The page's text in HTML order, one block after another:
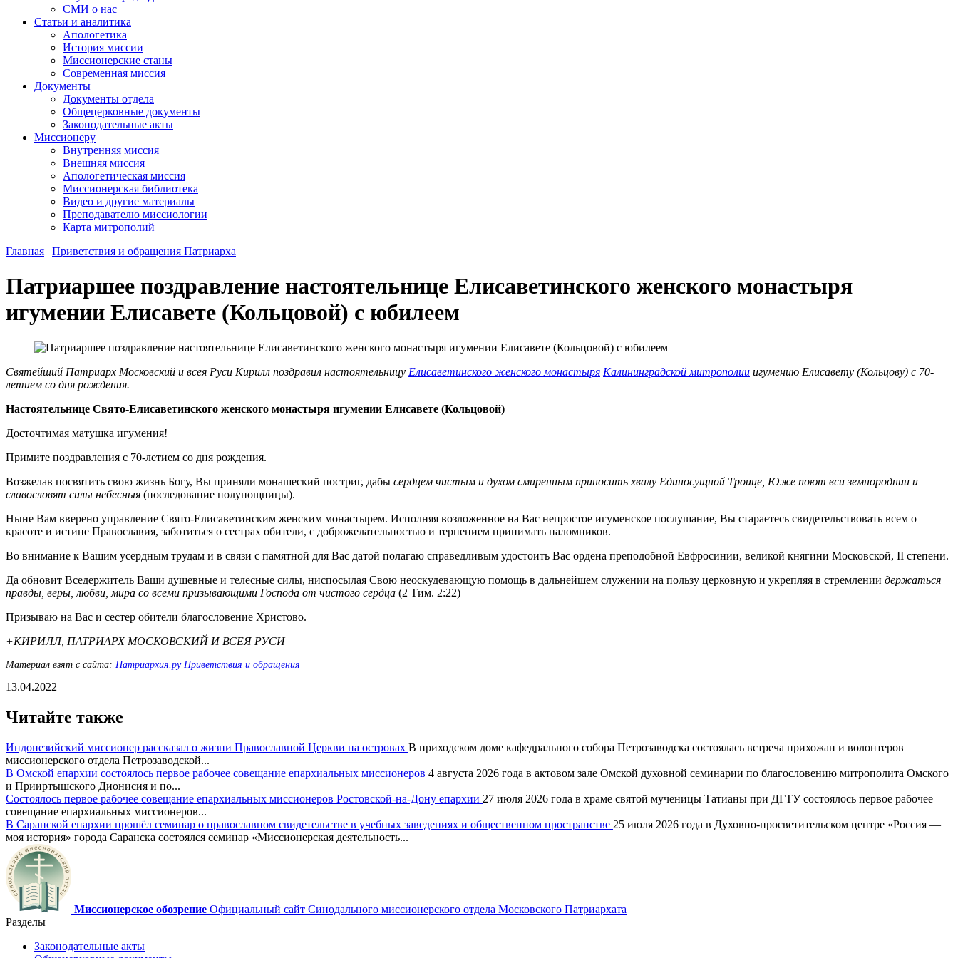
СМИ о нас
Статьи и аналитика
Апологетика
История миссии
Миссионерские станы
Современная миссия
Документы
Документы отдела
Общецерковные документы
Законодательные акты
Миссионеру
Внутренняя миссия
Внешняя миссия
Апологетическая миссия
Миссионерская библиотека
Видео и другие материалы
Преподавателю миссиологии
Карта митрополий
Главная | Приветствия и обращения Патриарха
Патриаршее поздравление настоятельнице Елисаветинского женского монастыря
игумении Елисавете (Кольцовой) с юбилеем
Святейший Патриарх Московский и всея Руси Кирилл поздравил настоятельницу Елисаветинского женского монастыря Калининградской митрополии игумению Елисавету (Кольцову) с 70-
летием со дня рождения.
Настоятельнице Свято-Елисаветинского женского монастыря игумении Елисавете (Кольцовой)
Досточтимая матушка игумения!
Примите поздравления с 70-летием со дня рождения.
Возжелав посвятить свою жизнь Богу, Вы приняли монашеский постриг, дабы сердцем чистым и духом смиренным приносить хвалу Единосущной Троице, Юже поют вcи земнороднии и
славословят силы небесныя (последование полунощницы).
Ныне Вам вверено управление Свято-Елисаветинским женским монастырем. Исполняя возложенное на Вас непростое игуменское послушание, Вы стараетесь свидетельствовать всем о
красоте и истине Православия, заботиться о сестрах обители, с доброжелательностью и терпением принимать паломников.
Во внимание к Вашим усердным трудам и в связи с памятной для Вас датой полагаю справедливым удостоить Вас ордена преподобной Евфросинии, великой княгини Московской, II степени.
Да обновит Вседержитель Ваши душевные и телесные силы, ниспосылая Свою неоскудевающую помощь в дальнейшем служении на пользу церковную и укрепляя в стремлении держаться
правды, веры, любви, мира со всеми призывающими Господа от чистого сердца (2 Тим. 2:22)
Призываю на Вас и сестер обители благословение Христово.
+КИРИЛЛ, ПАТРИАРХ МОСКОВСКИЙ И ВСЕЯ РУСИ
Материал взят с сайта: Патриархия.ру Приветствия и обращения
13.04.2022
Читайте также
Индонезийский миссионер рассказал о жизни Православной Церкви на островах В приходском доме кафедрального собора Петрозаводска состоялась встреча прихожан и волонтеров
миссионерского отдела Петрозаводской...
В Омской епархии состоялось первое рабочее совещание епархиальных миссионеров 4 августа 2026 года в актовом зале Омской духовной семинарии по благословению митрополита Омского
и Прииртышского Дионисия и по...
Состоялось первое рабочее совещание епархиальных миссионеров Ростовской-на-Дону епархии 27 июля 2026 года в храме святой мученицы Татианы при ДГТУ состоялось первое рабочее
совещание епархиальных миссионеров...
В Саранской епархии прошёл семинар о православном свидетельстве в учебных заведениях и общественном пространстве 25 июля 2026 года в Духовно-просветительском центре «Россия —
моя история» города Саранска состоялся семинар «Миссионерская деятельность...
Миссионерское обозрение Официальный сайт Синодального миссионерского отдела Московского Патриархата
Разделы
Законодательные акты